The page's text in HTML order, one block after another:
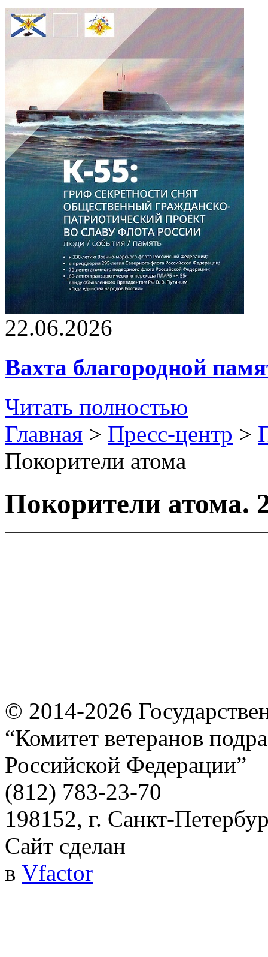
22.06.2026
Вахта благородной
Читать полностью
Главная > Пресс-центр >
Покорители атома
Покорители атома.
© 2014-2026
“Комитет ветеранов
Российской Федерации”
(812) 783-23-70
198152, г. Санкт-
Сайт сделан
в Vfactor